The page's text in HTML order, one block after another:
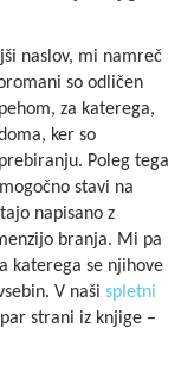
naslov, mi namreč
so odličen
za katerega,
ker so
Poleg tega
stavi na
napisano z
branja. Mi pa
katerega se njihove
V naši spletni
strani iz knjige –